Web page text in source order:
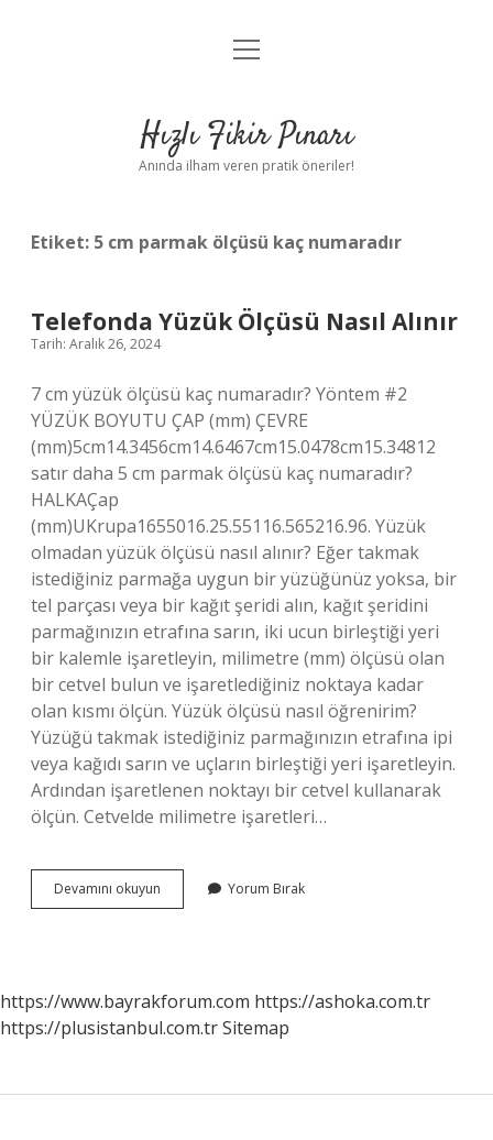
Anasayfa
Yasal Uyarı
menüyü
Hızlı Fikir Pınarı
Anında ilham veren pratik öneriler!
Etiket: 5 cm parmak ölçüsü kaç numaradır
Telefonda Yüzük Ölçüsü Nasıl Alınır
Tarih: Aralık 26, 2024
7 cm yüzük ölçüsü kaç numaradır? Yöntem #2
YÜZÜK BOYUTU ÇAP (mm) ÇEVRE
(mm)5cm14.3456cm14.6467cm15.0478cm15.34812
satır daha 5 cm parmak ölçüsü kaç numaradır?
HALKAÇap
(mm)UKrupa1655016.25.55116.565216.96. Yüzük
olmadan yüzük ölçüsü nasıl alınır? Eğer takmak
istediğiniz parmağa uygun bir yüzüğünüz yoksa, bir
tel parçası veya bir kağıt şeridi alın, kağıt şeridini
parmağınızın etrafına sarın, iki ucun birleştiği yeri
bir kalemle işaretleyin, milimetre (mm) ölçüsü olan
bir cetvel bulun ve işaretlediğiniz noktaya kadar
olan kısmı ölçün. Yüzük ölçüsü nasıl öğrenirim?
Yüzüğü takmak istediğiniz parmağınızın etrafına ipi
veya kağıdı sarın ve uçların birleştiği yeri işaretleyin.
Ardından işaretlenen noktayı bir cetvel kullanarak
ölçün. Cetvelde milimetre işaretleri…
Devamını okuyun Telefonda
Yüzük
Yorum Bırak
https://www.bayrakforum.com https://ashoka.com.tr
https://plusistanbul.com.trSitemap